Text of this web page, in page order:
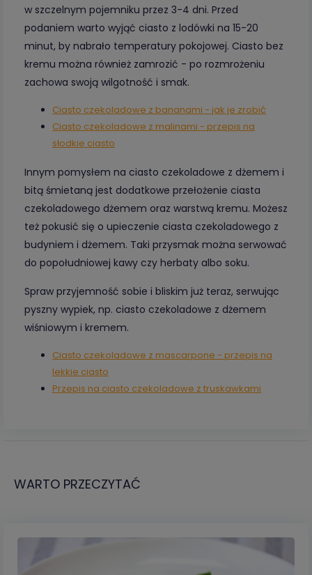
w szczelnym pojemniku przez 3-4 dni. Przed
podaniem warto wyjąć ciasto z lodówki na 15-20
minut, by nabrało temperatury pokojowej. Ciasto bez
kremu można również zamrozić - po rozmrożeniu
zachowa swoją wilgotność i smak.
Ciasto czekoladowe z bananami - jak je zrobić
Ciasto czekoladowe z malinami - przepis na
słodkie ciasto
Innym pomysłem na ciasto czekoladowe z dżemem i
bitą śmietaną jest dodatkowe przełożenie ciasta
czekoladowego dżemem oraz warstwą kremu. Możesz
też pokusić się o upieczenie ciasta czekoladowego z
budyniem i dżemem. Taki przysmak można serwować
do popołudniowej kawy czy herbaty albo soku.
Spraw przyjemność sobie i bliskim już teraz, serwując
pyszny wypiek, np. ciasto czekoladowe z dżemem
wiśniowym i kremem.
Ciasto czekoladowe z mascarpone - przepis na
lekkie ciasto
Przepis na ciasto czekoladowe z truskawkami
WARTO PRZECZYTAĆ